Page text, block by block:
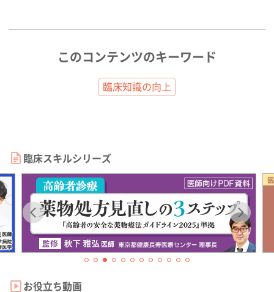
このコンテンツのキーワード
臨床知識の向上
臨床スキルシリーズ
お役立ち動画